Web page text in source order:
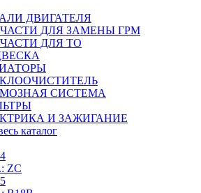
ДВИГАТЕЛЯ
ДЛЯ ЗАМЕНЫ ГРМ
ДЛЯ ТО
СИСТЕМА
И ЗАЖИГАНИЕ
каталог
ZC